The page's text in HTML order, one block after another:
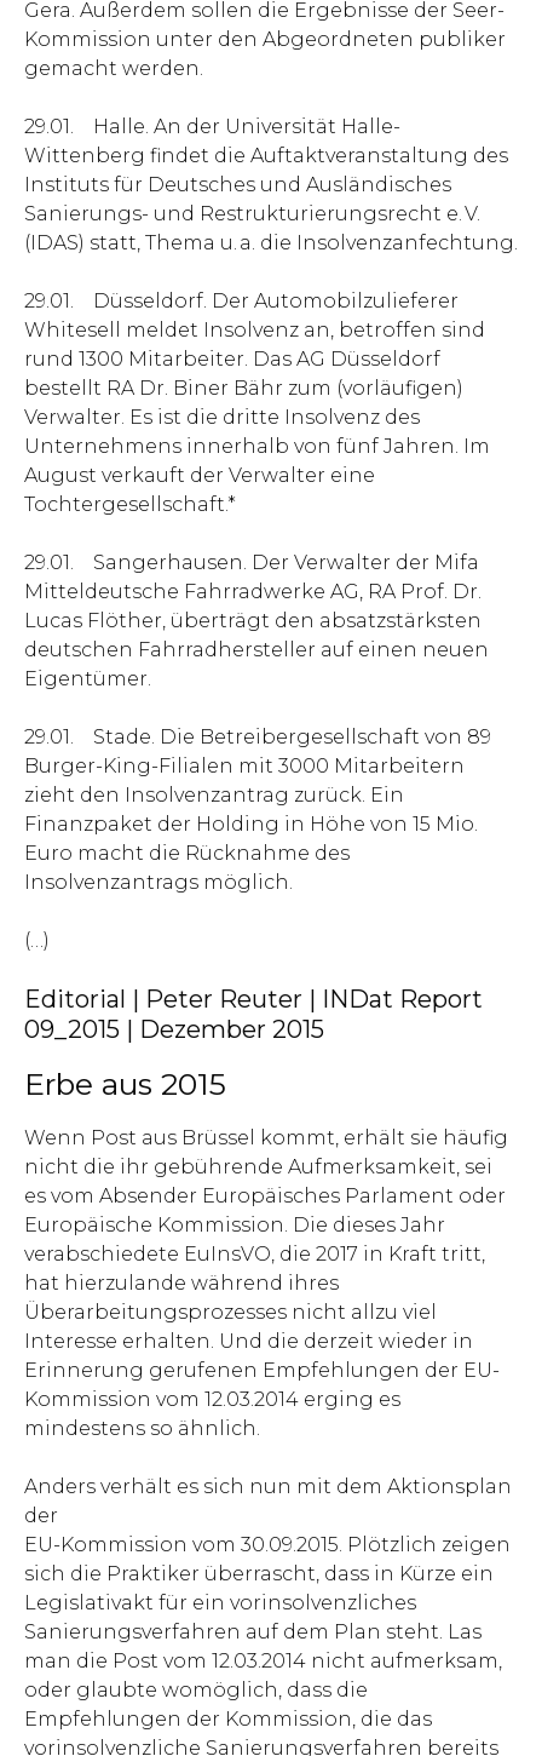
Gera. Außerdem sollen die Ergebnisse der Seer-
Kommission unter den Abgeordneten publiker
gemacht werden.
29.01. Halle. An der Universität Halle-
Wittenberg findet die Auftaktveranstaltung des
Instituts für Deutsches und Ausländisches
Sanierungs- und Restrukturierungsrecht e. V.
(IDAS) statt, Thema u. a. die Insolvenzanfechtung.
29.01. Düsseldorf. Der Automobilzulieferer
White­­sell meldet Insolvenz an, betroffen sind
rund 1300 Mitarbeiter. Das AG Düsseldorf
bestellt RA Dr. Biner Bähr zum (vorläufigen)
Verwalter. Es ist die dritte Insolvenz des
Unternehmens innerhalb von fünf Jahren. Im
August verkauft der Verwalter eine
Tochtergesellschaft.*
29.01. Sangerhausen. Der Verwalter der Mifa
Mitteldeutsche Fahrradwerke AG, RA Prof. Dr.
Lucas Flöther, überträgt den absatzstärksten
deutschen Fahrradhersteller auf einen neuen
Eigentümer.
29.01. Stade. Die Betreibergesellschaft von 89
Burger-King-Filialen mit 3000 Mitarbeitern
zieht den Insolvenzantrag zurück. Ein
Finanzpaket der Holding in Höhe von 15 Mio.
Euro macht die Rücknahme des
Insolvenzantrags möglich.
(…)
Editorial | Peter Reuter | INDat Report
09_2015 | Dezember 2015
Erbe aus 2015
Wenn Post aus Brüssel kommt, erhält sie häufig
nicht die ihr gebührende Aufmerksamkeit, sei
es vom Absender Europäisches Parlament oder
Europäische Kommission. Die dieses Jahr
verabschiedete EuInsVO, die 2017 in Kraft tritt,
hat hierzulande während ihres
Überarbeitungsprozesses nicht allzu viel
Interesse erhalten. Und die derzeit wieder in
Erinnerung gerufenen Empfehlungen der EU-
Kommission vom 12.03.2014 erging es
mindestens so ähnlich.
Anders verhält es sich nun mit dem Aktionsplan
der
EU-Kommission vom 30.09.2015. Plötzlich zeigen
sich die Praktiker überrascht, dass in Kürze ein
Legislativakt für ein vorinsolvenzliches
Sanierungsverfahren auf dem Plan steht. Las
man die Post vom 12.03.2014 nicht aufmerksam,
oder glaubte womöglich, dass die
Empfehlungen der Kommission, die das
vorinsolvenzliche Sanierungsverfahren bereits